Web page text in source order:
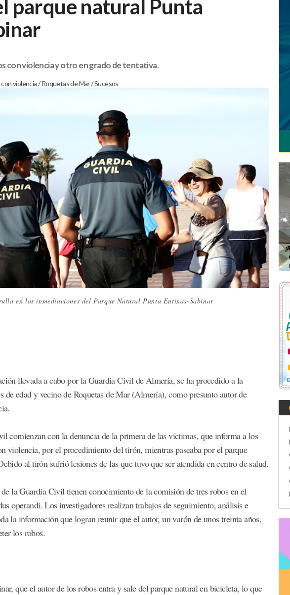
parque natural Punta
con violencia y otro en grado de tentativa.
con violencia/Roquetas de Mar/Sucesos
en las inmediaciones del Parque Natural Punta Entinas-Sabinar
llevada a cabo por la Guardia Civil de Almería, se ha procedido a la
de edad y vecino de Roquetas de Mar (Almería), como presunto autor de
comienzan con la denuncia de la primera de las víctimas, que informa a los
violencia, por el procedimiento del tirón, mientras paseaba por el parque
al tirón sufrió lesiones de las que tuvo que ser atendida en centro de salud.
la Guardia Civil tienen conocimiento de la comisión de tres robos en el
operandi. Los investigadores realizan trabajos de seguimiento, análisis e
la información que logran reunir que el autor, un varón de unos treinta años,
los robos.
que el autor de los robos entra y sale del parque natural en bicicleta, lo que